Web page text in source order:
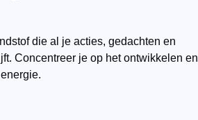
die al je acties, gedachten en
Concentreer je op het ontwikkelen en